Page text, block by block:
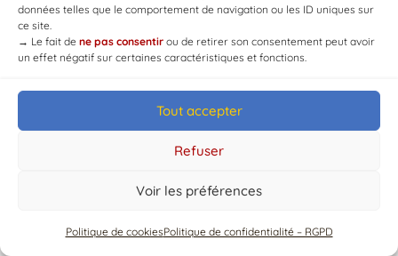
données telles que le comportement de navigation ou les ID uniques sur
ce site.
→ Le fait de ne pas consentir ou de retirer son consentement peut avoir
un effet négatif sur certaines caractéristiques et fonctions.
Tout accepter
Refuser
Voir les préférences
Politique de cookiesPolitique de confidentialité – RGPD
Developed byWEB3-DESIGN